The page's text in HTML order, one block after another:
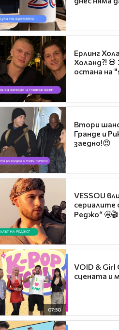
Ерлинг
Холанд?!
остана на
Втори
Гранде и
заедно!😍
VESSOU
сериалите
Реджо“ 🤩🎬
07:50
VOID & Girl
сцената и